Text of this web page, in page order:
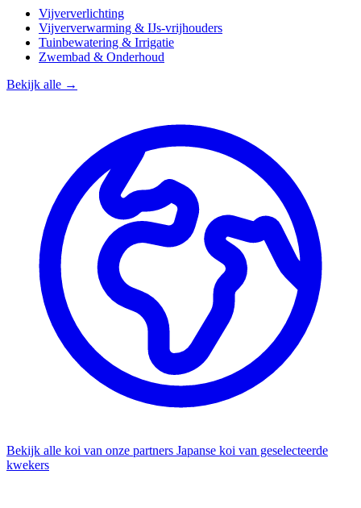
Vijververlichting
Vijververwarming & IJs-vrijhouders
Tuinbewatering & Irrigatie
Zwembad & Onderhoud
Bekijk alle →
Bekijk alle koi van onze partners Japanse koi van geselecteerde
kwekers